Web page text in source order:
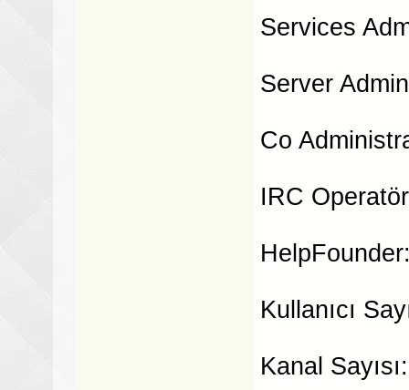
Services
Server
Co
IRC
Kullanıcı
Kanal Sayısı: